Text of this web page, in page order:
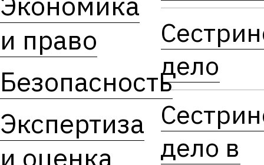
и право
Безопасность
Экспертиза
и оценка
дело
дело в